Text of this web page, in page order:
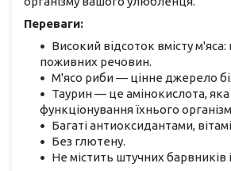
Переваги:
Високий відсоток вмісту
поживних речовин.
М'ясо риби — цінне джерело
Таурин — це амінокислота,
функціонування їхнього
Багаті антиоксидантами,
Без глютену.
Не містить штучних барвників